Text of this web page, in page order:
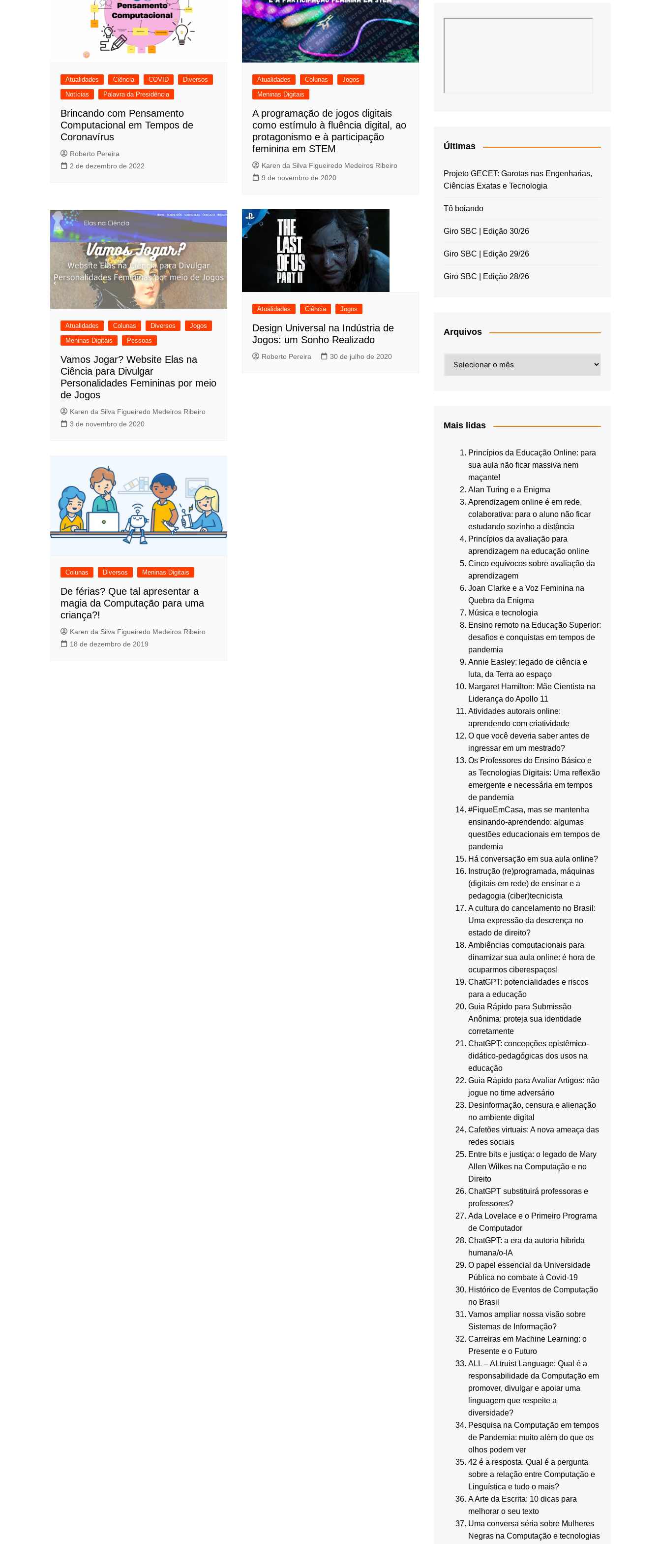
Meninas Digitais
Personalidades da
Computação
Variedades
Histórico
Entrevistas
Eu sou a cara da
Hora do Chat
O Caso do Vestível
Controlador
Atualidades Ciência COVID
Diversos
Notícias
Palavra da Presidência
Brincando com Pensamento
Computacional em Tempos de
Coronavírus
Roberto Pereira
2 de dezembro de 2022
Atualidades Colunas
Jogos
Meninas Digitais
A programação de jogos digitais
como estímulo à fluência digital, ao
protagonismo e à participação
feminina em STEM
Karen da Silva Figueiredo Medeiros Ribeiro
9 de novembro de 2020
Atualidades Colunas Diversos
Jogos
Meninas Digitais
Pessoas
Vamos Jogar? Website Elas na
Ciência para Divulgar
Personalidades Femininas por meio
de Jogos
Karen da Silva Figueiredo Medeiros Ribeiro
3 de novembro de 2020
Atualidades Ciência Jogos
Design Universal na Indústria de
Jogos: um Sonho Realizado
Roberto Pereira 30 de julho de 2020
Colunas Diversos Meninas Digitais
De férias? Que tal apresentar a
magia da Computação para uma
criança?!
Karen da Silva Figueiredo Medeiros Ribeiro
18 de dezembro de 2019
Últimas
Projeto GECET: Garotas nas Engenharias,
Ciências Exatas e Tecnologia
Tô boiando
Giro SBC | Edição 30/26
Giro SBC | Edição 29/26
Giro SBC | Edição 28/26
Arquivos
Mais lidas
Princípios da Educação Online: para
sua aula não ficar massiva nem
maçante!
Alan Turing e a Enigma
Aprendizagem online é em rede,
colaborativa: para o aluno não ficar
estudando sozinho a distância
Princípios da avaliação para
aprendizagem na educação online
Cinco equívocos sobre avaliação da
aprendizagem
Joan Clarke e a Voz Feminina na
Quebra da Enigma
Música e tecnologia
Ensino remoto na Educação Superior:
desafios e conquistas em tempos de
pandemia
Annie Easley: legado de ciência e
luta, da Terra ao espaço
Margaret Hamilton: Mãe Cientista na
Liderança do Apollo 11
Atividades autorais online:
aprendendo com criatividade
O que você deveria saber antes de
ingressar em um mestrado?
Os Professores do Ensino Básico e
as Tecnologias Digitais: Uma reflexão
emergente e necessária em tempos
de pandemia
#FiqueEmCasa, mas se mantenha
ensinando-aprendendo: algumas
questões educacionais em tempos de
pandemia
Há conversação em sua aula online?
Instrução (re)programada, máquinas
(digitais em rede) de ensinar e a
pedagogia (ciber)tecnicista
A cultura do cancelamento no Brasil:
Uma expressão da descrença no
estado de direito?
Ambiências computacionais para
dinamizar sua aula online: é hora de
ocuparmos ciberespaços!
ChatGPT: potencialidades e riscos
para a educação
Guia Rápido para Submissão
Anônima: proteja sua identidade
corretamente
ChatGPT: concepções epistêmico-
didático-pedagógicas dos usos na
educação
Guia Rápido para Avaliar Artigos: não
jogue no time adversário
Desinformação, censura e alienação
no ambiente digital
Cafetões virtuais: A nova ameaça das
redes sociais
Entre bits e justiça: o legado de Mary
Allen Wilkes na Computação e no
Direito
ChatGPT substituirá professoras e
professores?
Ada Lovelace e o Primeiro Programa
de Computador
ChatGPT: a era da autoria híbrida
humana/o-IA
O papel essencial da Universidade
Pública no combate à Covid-19
Histórico de Eventos de Computação
no Brasil
Vamos ampliar nossa visão sobre
Sistemas de Informação?
Carreiras em Machine Learning: o
Presente e o Futuro
ALL – ALtruist Language: Qual é a
responsabilidade da Computação em
promover, divulgar e apoiar uma
linguagem que respeite a
diversidade?
Pesquisa na Computação em tempos
de Pandemia: muito além do que os
olhos podem ver
42 é a resposta. Qual é a pergunta
sobre a relação entre Computação e
Linguística e tudo o mais?
A Arte da Escrita: 10 dicas para
melhorar o seu texto
Uma conversa séria sobre Mulheres
Negras na Computação e tecnologias